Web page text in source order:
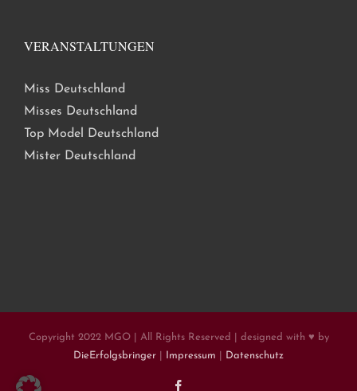
VERANSTALTUNGEN
Miss Deutschland
Misses Deutschland
Top Model Deutschland
Mister Deutschland
Copyright 2022 MGO | All Rights Reserved | designed with ♥ by
DieErfolgsbringer
Impressum Datenschutz